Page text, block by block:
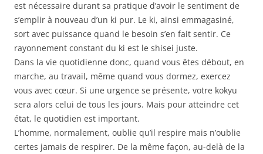
est nécessaire durant sa pratique d’avoir le sentiment de
s’emplir à nouveau d’un ki pur. Le ki, ainsi emmagasiné,
sort avec puissance quand le besoin s’en fait sentir. Ce
rayonnement constant du ki est le shisei juste.
Dans la vie quotidienne donc, quand vous êtes débout, en
marche, au travail, même quand vous dormez, exercez
vous avec cœur. Si une urgence se présente, votre kokyu
sera alors celui de tous les jours. Mais pour atteindre cet
état, le quotidien est important.
L’homme, normalement, oublie qu’il respire mais n’oublie
certes jamais de respirer. De la même façon, au-delà de la